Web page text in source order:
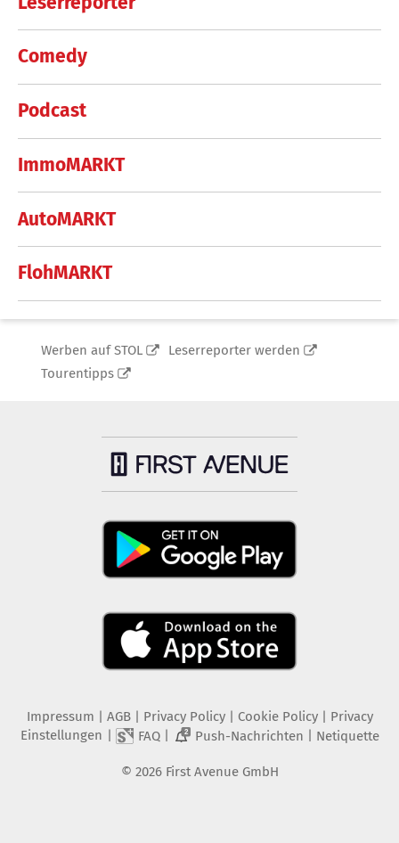
Comedy
Podcast
ImmoMARKT
AutoMARKT
FlohMARKT
Werben auf STOL
Leserreporter werden
Tourentipps
Impressum | AGB | Privacy Policy| Cookie Policy| Privacy
Einstellungen | FAQ| 2 Push-Nachrichten | Netiquette
© 2026 First Avenue GmbH